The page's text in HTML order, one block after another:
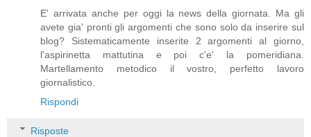
E' arrivata anche per oggi la news della giornata. Ma gli
avete gia' pronti gli argomenti che sono solo da inserire sul
blog? Sistematicamente inserite 2 argomenti al giorno,
l'aspirinetta mattutina e poi c'e' la pomeridiana.
Martellamento metodico il vostro, perfetto lavoro
giornalistico.
Rispondi
Risposte